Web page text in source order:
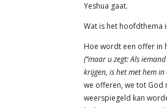
Yeshua gaat.
Wat is het hoofdthema
(‘’maar u zegt: Als
krijgen, is het met hem in
we offeren, we tot God
weerspiegeld kan